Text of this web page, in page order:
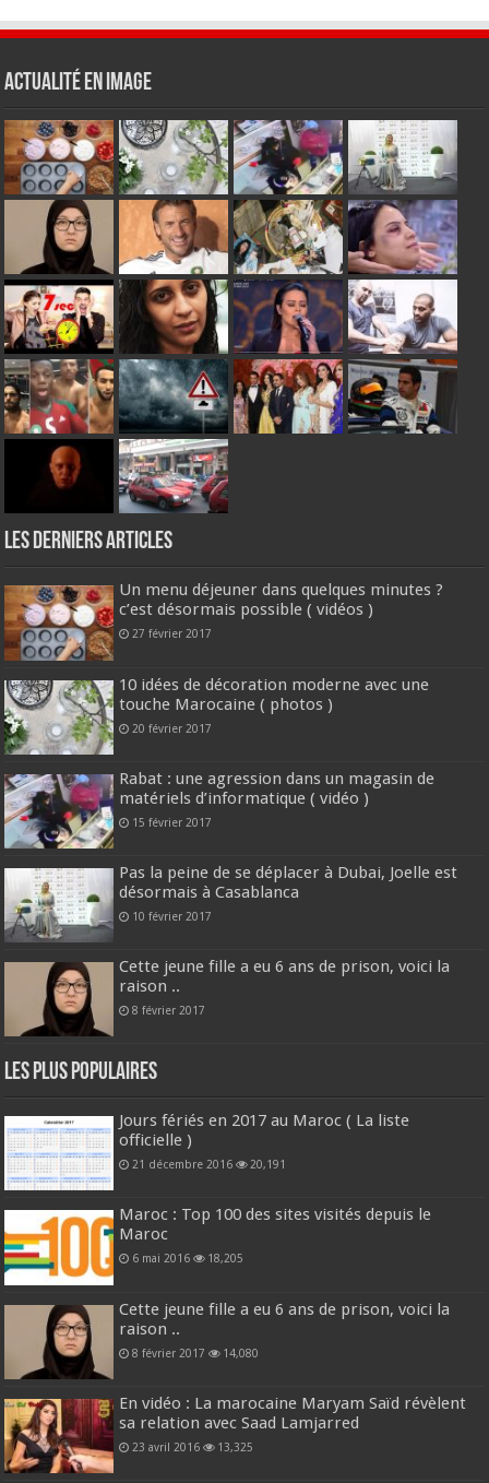
Actualité en Image
Les derniers articles
Un menu déjeuner dans quelques minutes ?
c’est désormais possible ( vidéos )
27 février 2017
10 idées de décoration moderne avec une
touche Marocaine ( photos )
20 février 2017
Rabat : une agression dans un magasin de
matériels d’informatique ( vidéo )
15 février 2017
Pas la peine de se déplacer à Dubai, Joelle est
désormais à Casablanca
10 février 2017
Cette jeune fille a eu 6 ans de prison, voici la
raison ..
8 février 2017
Les plus populaires
Jours fériés en 2017 au Maroc ( La liste
officielle )
21 décembre 2016 20,191
Maroc : Top 100 des sites visités depuis le
Maroc
6 mai 2016 18,205
Cette jeune fille a eu 6 ans de prison, voici la
raison ..
8 février 2017 14,080
En vidéo : La marocaine Maryam Saïd révèlent
sa relation avec Saad Lamjarred
23 avril 2016 13,325